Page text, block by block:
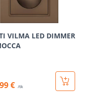
VILMA LED DIMMER
€ /tk